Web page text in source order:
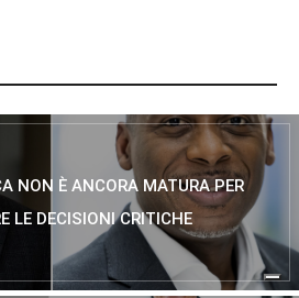
NON È ANCORA MATURA PER
LE DECISIONI CRITICHE